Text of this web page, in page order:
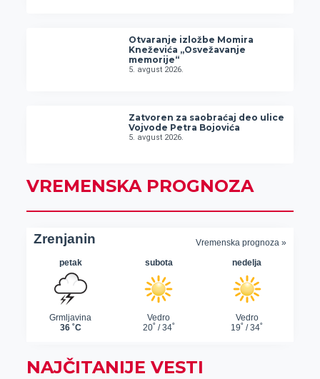
Otvaranje izložbe Momira
Kneževića „Osvežavanje
memorije“
5. avgust 2026.
Zatvoren za saobraćaj deo ulice
Vojvode Petra Bojovića
5. avgust 2026.
VREMENSKA PROGNOZA
NAJČITANIJE VESTI